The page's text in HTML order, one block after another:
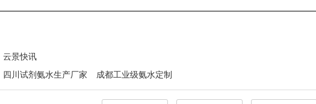
云景快讯
四川试剂氨水生产厂家 成都工业级氨水定制